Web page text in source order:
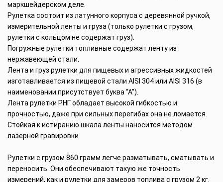
маркшейдерском деле.
Рулетка состоит из латунного корпуса с деревянной ручкой,
измерительной ленты и груза (только рулетки с грузом,
рулетки с кольцом не содержат груз).
Погружные рулетки топливные содержат ленту из
нержавеющей стали.
Лента и груз рулетки для пищевых и агрессивных жидкостей
изготавливается из пищевой стали AISI 304 или AISI 316 (в
наименовании присутствует буква “А”).
Лента рулетки РНГ обладает высокой гибкостью и
прочностью, даже при сильных перегибах она не ломается.
Стойкая к истиранию шкала ленты наносится методом
лазерной гравировки.
Рулетки с грузом 860 грамм легче разматывать, сматывать и
переносить. Они обеспечивают такую же точность
измерений, как и рулетки для замеров топлива с грузом 2 кг.